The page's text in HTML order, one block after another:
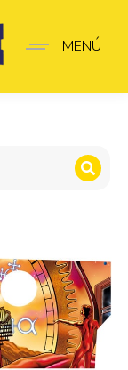
MENÚ